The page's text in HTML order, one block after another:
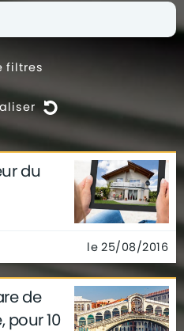
filtres
archives
gouvernement
du
le 25/08/2016
de
pour 10